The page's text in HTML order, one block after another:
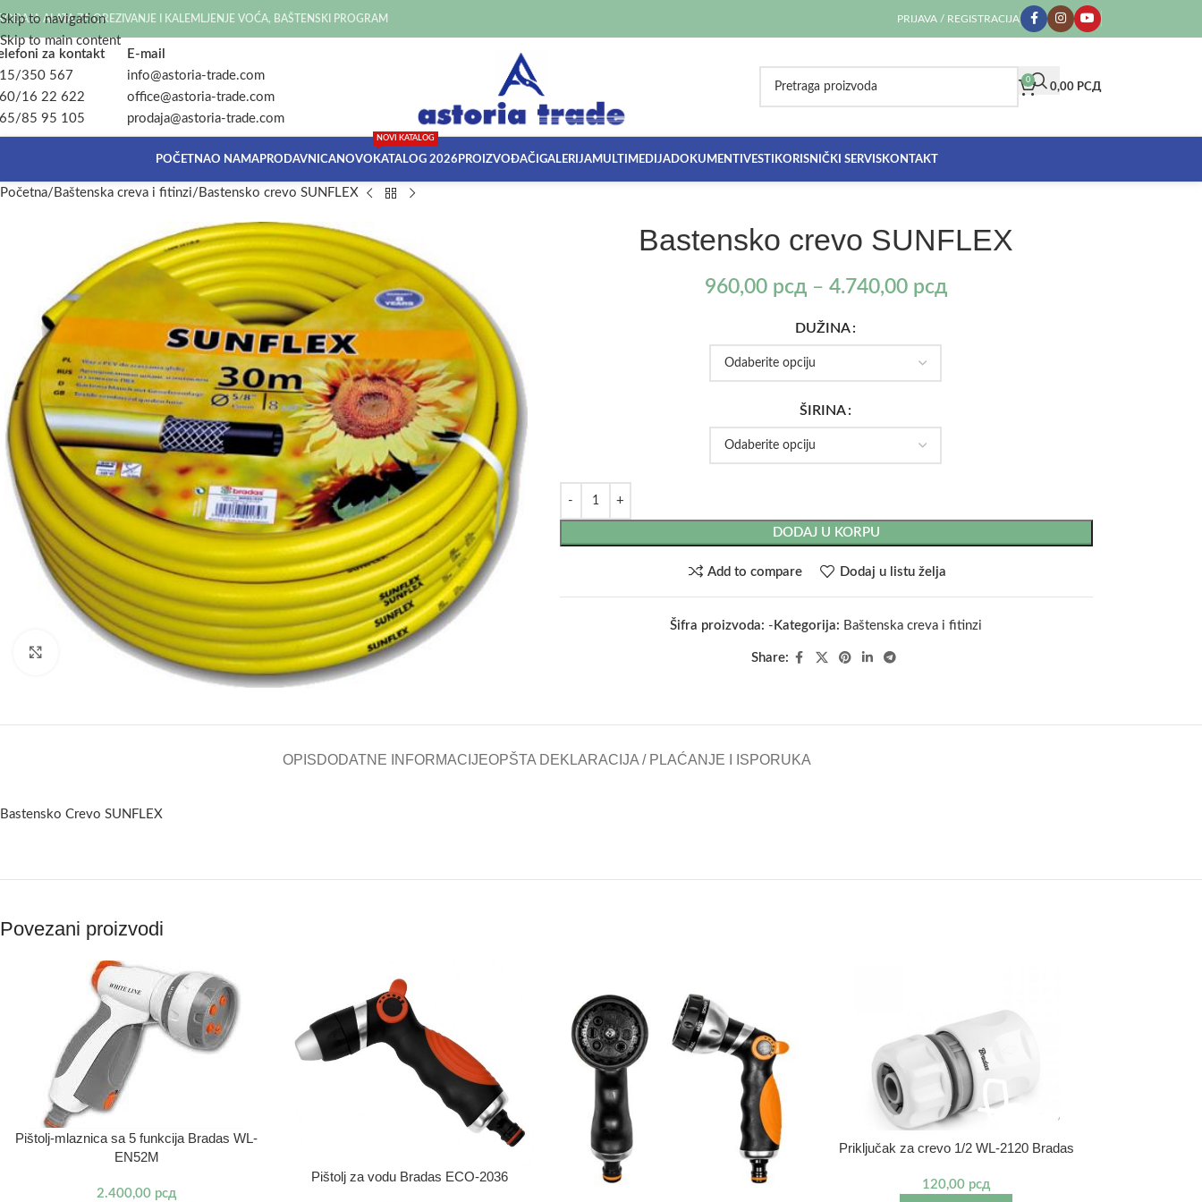
Skip to navigation
Skip to main content
ALATA ZA OREZIVANJE I KALEMLJENJE VOĆA, BAŠTENSKI PROGRAM PRIJAVA / REGISTRACIJA
za kontakt
350 567
16 22 622
85 95 105
E-mail
info@astoria-trade.com
office@astoria-trade.com
prodaja@astoria-trade.com
0
0,00 РСД
POČETNAO NAMAPRODAVNICANOVO KATALOG 2026
NOVI KATALOG
PROIZVOĐAČI GALERIJAMULTIMEDIJADOKUMENTI VESTI KORISNIČKI SERVISKONTAKT
Početna Baštenska creva i fitinzi Bastensko crevo SUNFLEX
Kliknite za uvećanje
Bastensko crevo SUNFLEX
960,00 рсд – 4.740,00 рсд
DUŽINA
ŠIRINA
DODAJ U KORPU
Add to compare Dodaj u listu želja
Šifra proizvoda: - Kategorija: Baštenska creva i fitinzi
Share:
OPISDODATNE INFORMACIJEOPŠTA DEKLARACIJA / PLAĆANJE I ISPORUKA
Bastensko Crevo SUNFLEX
Povezani proizvodi
Pištolj-mlaznica sa 5 funkcija Bradas WL-
EN52M
2.400,00 рсд
Pištolj za vodu Bradas ECO-2036
Priključak za crevo 1/2 WL-2120 Bradas
120,00 рсд